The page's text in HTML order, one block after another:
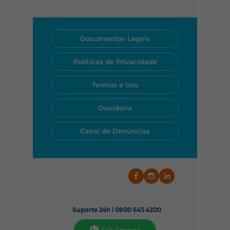
Você pode acionar nossa
equipe rapidamente pelo
WhatsApp, telefone ou pelo
nosso aplicativo.
Documentos Legais
Políticas de Privacidade
Termos e Uso
Ouvidoria
Canal de Denúncias
Suporte 24h | 0800 645 4200